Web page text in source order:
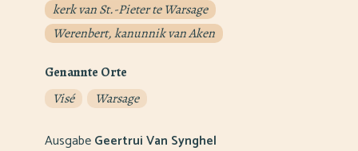
kerk van St.-Pieter te Warsage
Werenbert, kanunnik van Aken
Genannte Orte
Visé
Warsage
AusgabeGeertrui Van Synghel